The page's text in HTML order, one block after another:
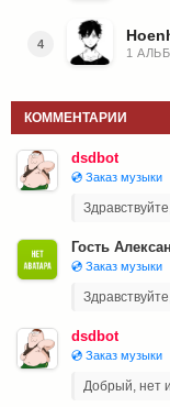
4
1
КОММЕНТАРИИ
dsdbot
💿 Заказ музыки
Гость
💿 Заказ музыки
dsdbot
💿 Заказ музыки
Добрый, нет